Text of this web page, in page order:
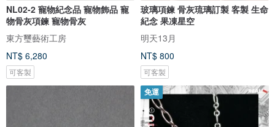
NL02-2 寵物紀念品 寵物飾品 寵
物骨灰項鍊 寵物骨灰
東方璽藝術工房
NT$ 6,280
可客製
玻璃項鍊 骨灰琉璃訂製 客製 生命
紀念 果凍星空
明天13月
NT$ 800
可客製
免運